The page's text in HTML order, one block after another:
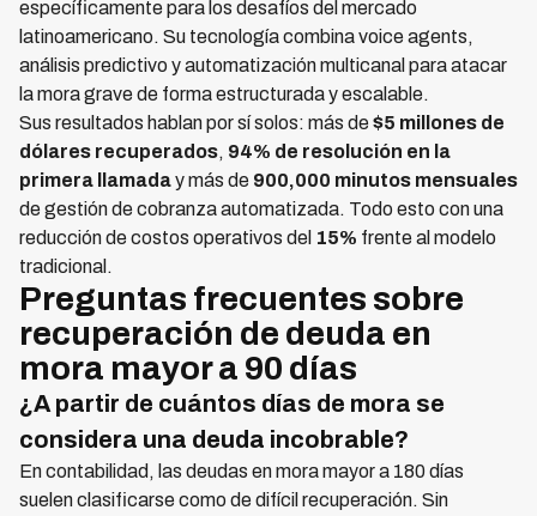
específicamente para los desafíos del mercado
latinoamericano. Su tecnología combina voice agents,
análisis predictivo y automatización multicanal para atacar
la mora grave de forma estructurada y escalable.
Sus resultados hablan por sí solos: más de$5 millones de
dólares recuperados, 94% de resolución en la
primera llamaday más de 900,000 minutos mensuales
de gestión de cobranza automatizada. Todo esto con una
reducción de costos operativos del 15% frente al modelo
tradicional.
Preguntas frecuentes sobre
recuperación de deuda en
mora mayor a 90 días
¿A partir de cuántos días de mora se
considera una deuda incobrable?
En contabilidad, las deudas en mora mayor a 180 días
suelen clasificarse como de difícil recuperación. Sin